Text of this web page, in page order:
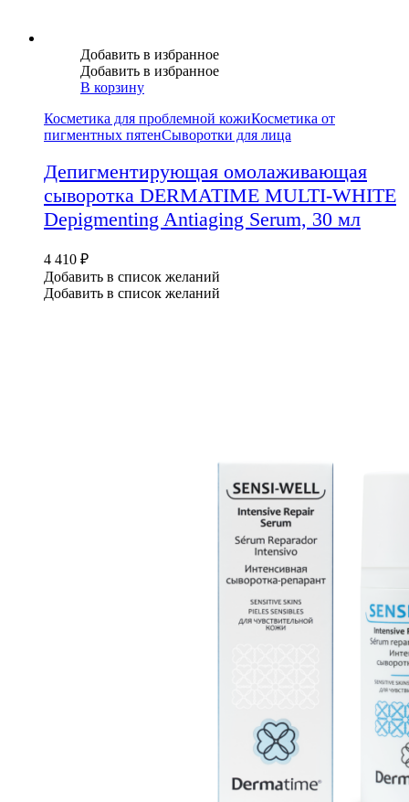
Добавить в избранное
Добавить в избранное
В корзину
Косметика для проблемной кожиКосметика от
пигментных пятенСыворотки для лица
Депигментирующая омолаживающая
сыворотка DERMATIME MULTI-WHITE
Depigmenting Antiaging Serum, 30 мл
4 410 ₽
Добавить в список желаний
Добавить в список желаний